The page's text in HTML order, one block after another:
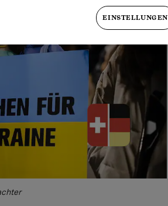
EINSTELLUNGEN